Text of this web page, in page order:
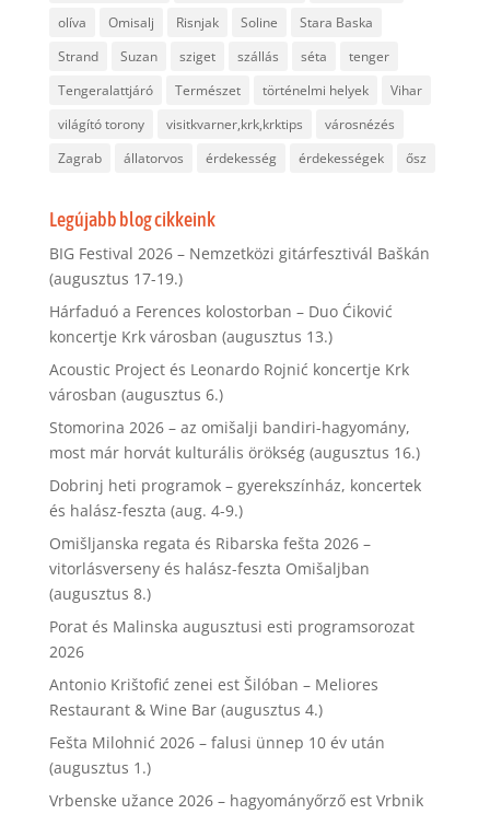
olíva
Omisalj Risnjak Soline
Stara Baska
Strand
Suzan sziget szállás séta
tenger
Tengeralattjáró
Természet történelmi helyek
Vihar
világító torony
visitkvarner,krk,krktips
városnézés
Zagrab
állatorvos érdekesség érdekességek ősz
Legújabb blog cikkeink
BIG Festival 2026 – Nemzetközi gitárfesztivál Baškán
(augusztus 17-19.)
Hárfaduó a Ferences kolostorban – Duo Ćiković
koncertje Krk városban (augusztus 13.)
Acoustic Project és Leonardo Rojnić koncertje Krk
városban (augusztus 6.)
Stomorina 2026 – az omišalji bandiri-hagyomány,
most már horvát kulturális örökség (augusztus 16.)
Dobrinj heti programok – gyerekszínház, koncertek
és halász-feszta (aug. 4-9.)
Omišljanska regata és Ribarska fešta 2026 –
vitorlásverseny és halász-feszta Omišaljban
(augusztus 8.)
Porat és Malinska augusztusi esti programsorozat
2026
Antonio Krištofić zenei est Šilóban – Meliores
Restaurant & Wine Bar (augusztus 4.)
Fešta Milohnić 2026 – falusi ünnep 10 év után
(augusztus 1.)
Vrbenske užance 2026 – hagyományőrző est Vrbnik